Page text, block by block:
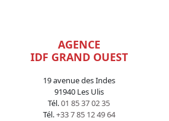
AGENCE
IDF GRAND OUEST
19 avenue des Indes
91940 Les Ulis
Tél.01 85 37 02 35
Tél.+33 7 85 12 49 64